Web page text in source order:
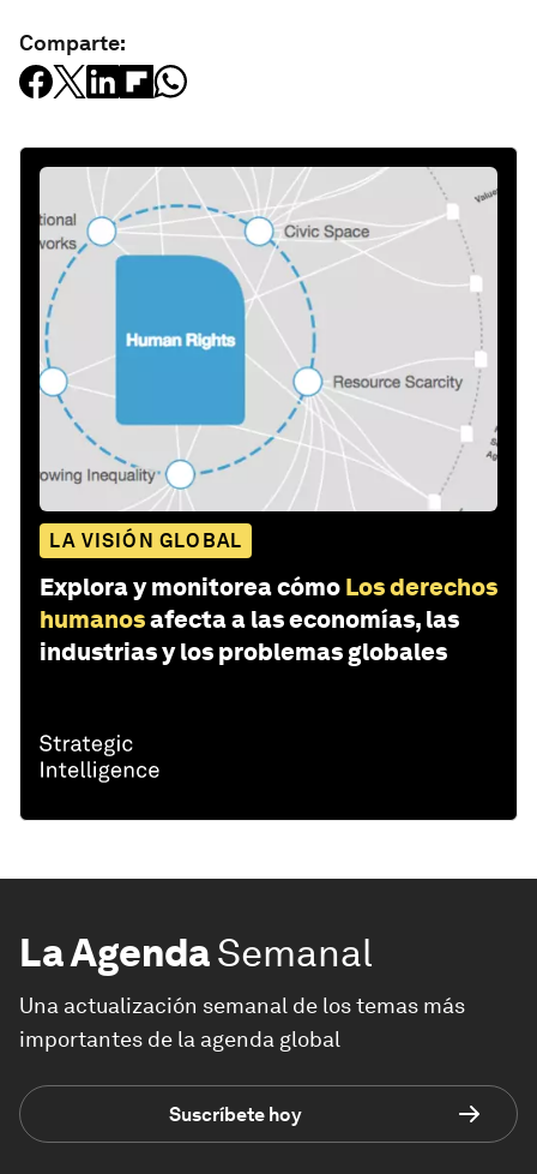
Comparte:
LA VISIÓN GLOBAL
Explora y monitorea cómo Los derechos
humanosafecta a las economías, las
industrias y los problemas globales
La AgendaSemanal
Una actualización semanal de los temas más
importantes de la agenda global
Suscríbete hoy